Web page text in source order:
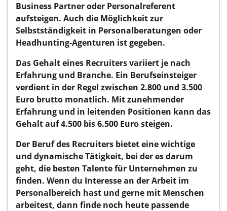
Business Partner oder Personalreferent
aufsteigen. Auch die Möglichkeit zur
Selbstständigkeit in Personalberatungen oder
Headhunting-Agenturen ist gegeben.
Das Gehalt eines Recruiters variiert je nach
Erfahrung und Branche. Ein Berufseinsteiger
verdient in der Regel zwischen 2.800 und 3.500
Euro brutto monatlich. Mit zunehmender
Erfahrung und in leitenden Positionen kann das
Gehalt auf4.500 bis 6.500 Eurosteigen.
Der Beruf des Recruiters bietet eine wichtige
und dynamische Tätigkeit, bei der es darum
geht, die besten Talente für Unternehmen zu
finden. Wenn du Interesse an der Arbeit im
Personalbereich hast und gerne mit Menschen
arbeitest, dann finde noch heute passende